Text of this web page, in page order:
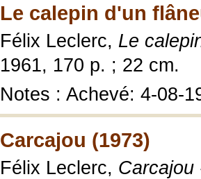
Le calepin d'un
Félix Leclerc, Le
1961, 170 p. ; 22 cm.
Notes : Achevé: 4-08-
Carcajou (1973)
Félix Leclerc, Carcajou